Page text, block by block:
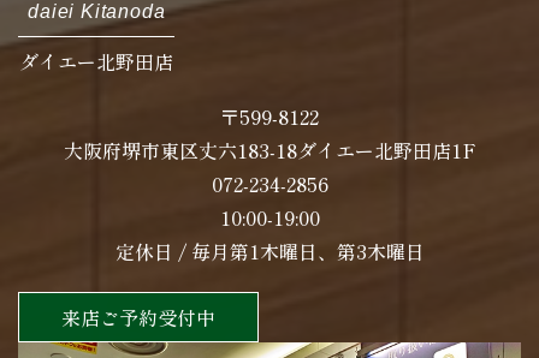
daiei Kitanoda
ダイエー北野田店
〒599-8122
大阪府堺市東区丈六183-18ダイエー北野田店1F
072-234-2856
10:00-19:00
定休日 / 毎月第1木曜日、第3木曜日
来店ご予約受付中